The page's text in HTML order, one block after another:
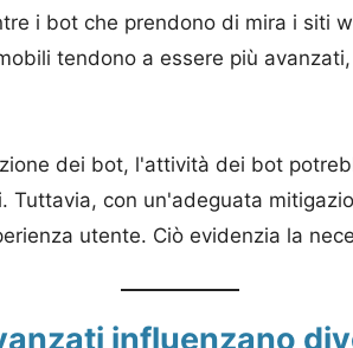
i bot che prendono di mira i siti
tendono a essere più
dei bot, l'attività dei bot
Tuttavia, con un'adeguata
utente. Ciò evidenzia la
influenzano